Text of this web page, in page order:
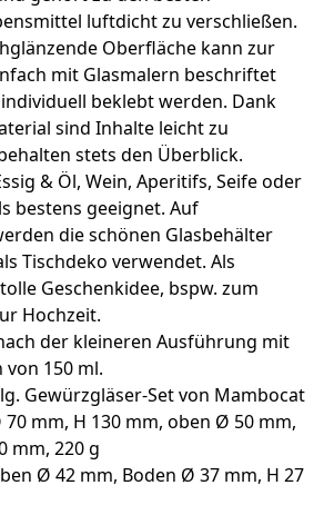
luftdicht zu verschließen.
Oberfläche kann zur
mit Glasmalern beschriftet
beklebt werden. Dank
sind Inhalte leicht zu
stets den Überblick.
& Öl, Wein, Aperitifs, Seife oder
bestens geeignet. Auf
die schönen Glasbehälter
Tischdeko verwendet. Als
Geschenkidee, bspw. zum
Hochzeit.
der kleineren Ausführung mit
150 ml.
Gewürzgläser-Set von Mambocat
70 mm, H 130 mm, oben Ø 50 mm,
mm, 220 g
Ø 42 mm, Boden Ø 37 mm, H 27